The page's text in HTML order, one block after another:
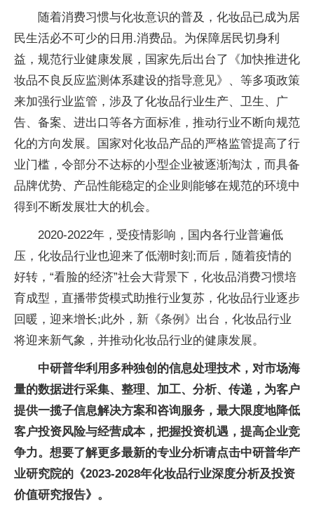
随着消费习惯与化妆意识的普及，化妆品已成为居
民生活必不可少的日用.消费品。为保障居民切身利
益，规范行业健康发展，国家先后出台了《加快推进化
妆品不良反应监测体系建设的指导意见》、等多项政策
来加强行业监管，涉及了化妆品行业生产、卫生、广
告、备案、进出口等各方面标准，推动行业不断向规范
化的方向发展。国家对化妆品产品的严格监管提高了行
业门槛，令部分不达标的小型企业被逐渐淘汰，而具备
品牌优势、产品性能稳定的企业则能够在规范的环境中
得到不断发展壮大的机会。
2020-2022年，受疫情影响，国内各行业普遍低
压，化妆品行业也迎来了低潮时刻;而后，随着疫情的
好转，“看脸的经济”社会大背景下，化妆品消费习惯培
育成型，直播带货模式助推行业复苏，化妆品行业逐步
回暖，迎来增长;此外，新《条例》出台，化妆品行业
将迎来新气象，并推动化妆品行业的健康发展。
中研普华利用多种独创的信息处理技术，对市场海
量的数据进行采集、整理、加工、分析、传递，为客户
提供一揽子信息解决方案和咨询服务，最大限度地降低
客户投资风险与经营成本，把握投资机遇，提高企业竞
争力。想要了解更多最新的专业分析请点击中研普华产
业研究院的《2023-2028年化妆品行业深度分析及投资
价值研究报告》。